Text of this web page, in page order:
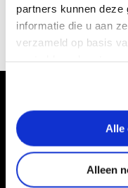
partners kunnen deze
informatie die u aan
verzameld op basis
Alle
Alleen
OVER GRONDSCHROEF